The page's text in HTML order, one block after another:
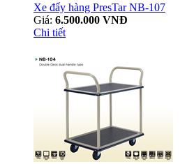
Xe đẩy hàng PresTar NB-107
Giá: 6.500.000 VNĐ
Chi tiết